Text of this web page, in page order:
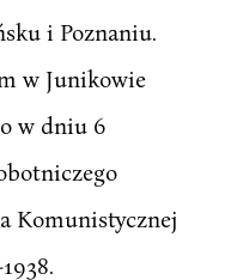
i Poznaniu.
w Junikowie
w dniu 6
Komunistycznej